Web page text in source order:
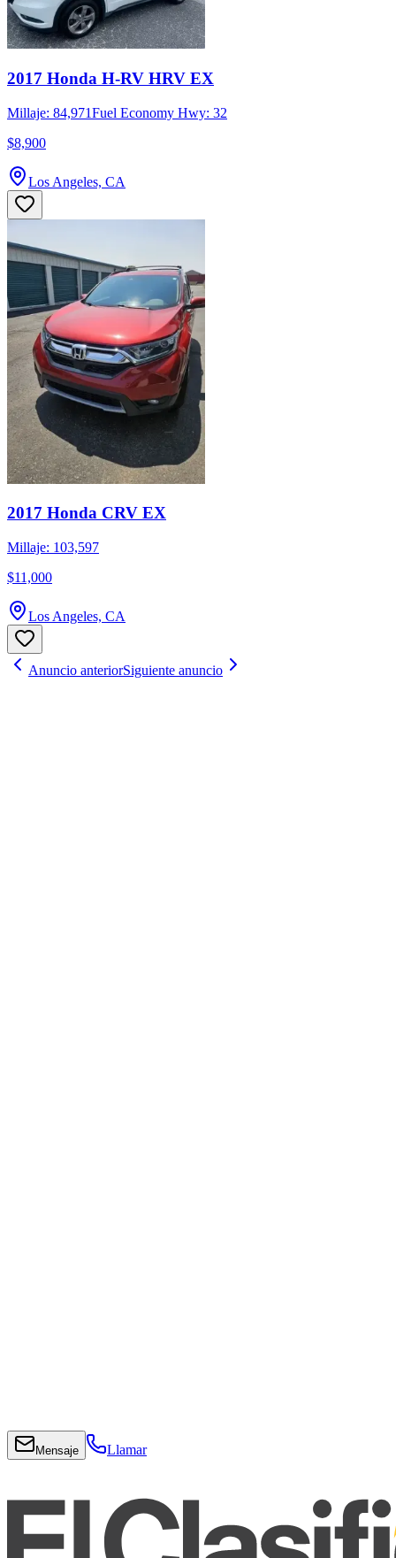
2017 Honda H-RV HRV EX
Millaje: 84,971Fuel Economy Hwy: 32
$8,900
Los Angeles, CA
2017 Honda CRV EX
Millaje: 103,597
$11,000
Los Angeles, CA
Anuncio anteriorSiguiente anuncio
Mensaje Llamar